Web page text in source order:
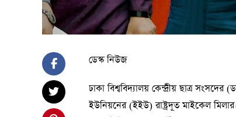
ডেস্ক নিউজ
ঢাকা বিশ্ববিদ্যালয় কেন্দ্রীয় ছাত্র
ইউনিয়নের (ইইউ) রাষ্ট্রদূত মাইকেল